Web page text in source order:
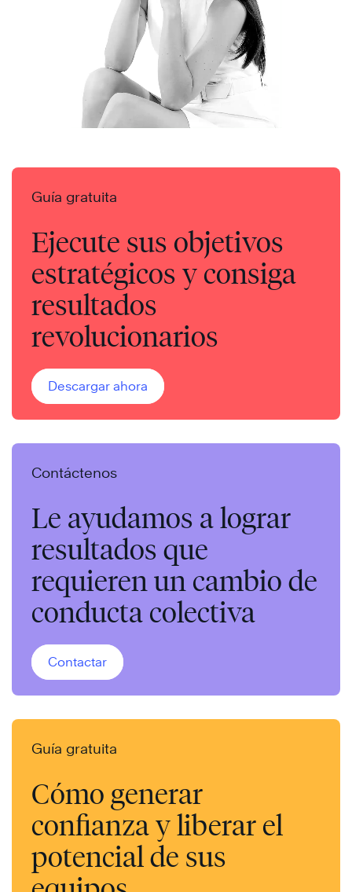
Guía gratuita
Ejecute sus objetivos
estratégicos y consiga
resultados
revolucionarios
Descargar ahora
Contáctenos
Le ayudamos a lograr
resultados que
requieren un cambio de
conducta colectiva
Contactar
Guía gratuita
Cómo generar
confianza y liberar el
potencial de sus